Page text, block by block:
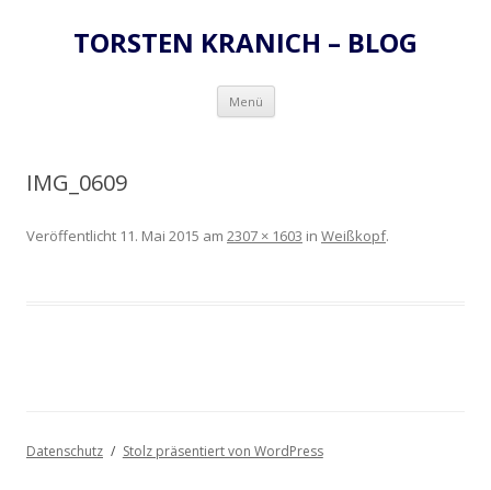
TORSTEN KRANICH – BLOG
Menü Zum
springen
IMG_0609
Veröffentlicht 11. Mai 2015 am 2307 × 1603 in Weißkopf.
Datenschutz Stolz präsentiert von WordPress